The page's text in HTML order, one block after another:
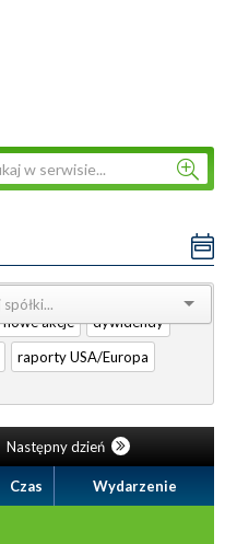
nowe akcje
dywidendy
raporty USA/Europa
Następny dzień
Czas Wydarzenie